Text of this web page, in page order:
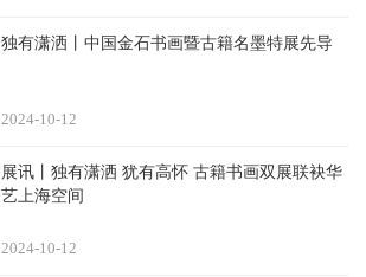
独有潇洒丨中国金石书画暨古籍名墨特展先导
12
2024-10
展讯丨独有潇洒 犹有高怀 古籍书画双展联袂华
艺上海空间
12
2024-10